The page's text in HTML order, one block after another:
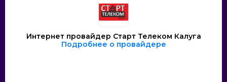
Интернет провайдер Старт Телеком Калуга
Подробнее о провайдере